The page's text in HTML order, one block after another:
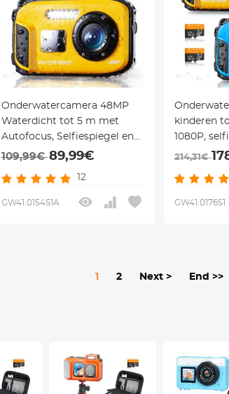
Onderwatercamera 48MP
Waterdicht tot 5 m met
Autofocus, Selfiespiegel en
32GB
109,99€89,99€
12
GW41.0154S1A
kinderen
1080P,
frames & 6
snorkelen
Kentfaith
214,31€
GW41.0176S1
1 2 Next > End >>